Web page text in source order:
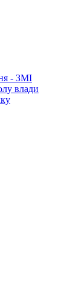
- ЗМІ
влади